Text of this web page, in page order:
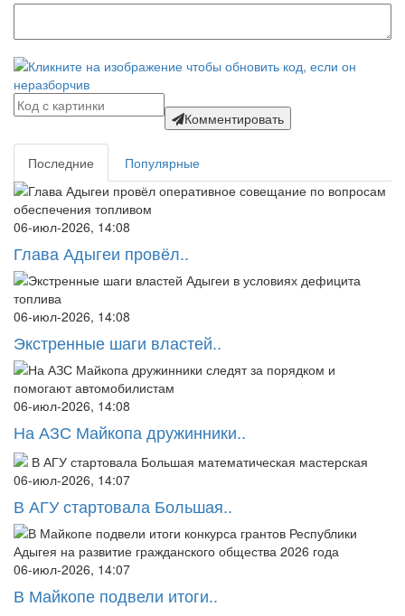
Комментировать
Последние Популярные
06-июл-2026, 14:08
Глава Адыгеи провёл..
06-июл-2026, 14:08
Экстренные шаги властей..
06-июл-2026, 14:08
На АЗС Майкопа дружинники..
06-июл-2026, 14:07
В АГУ стартовала Большая..
06-июл-2026, 14:07
В Майкопе подвели итоги..